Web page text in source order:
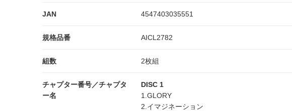
JAN 4547403035551
規格品番 AICL2782
組数 2枚組
チャプター番号／チャプタ
ー名
DISC 1
1.GLORY
2.イマジネーション